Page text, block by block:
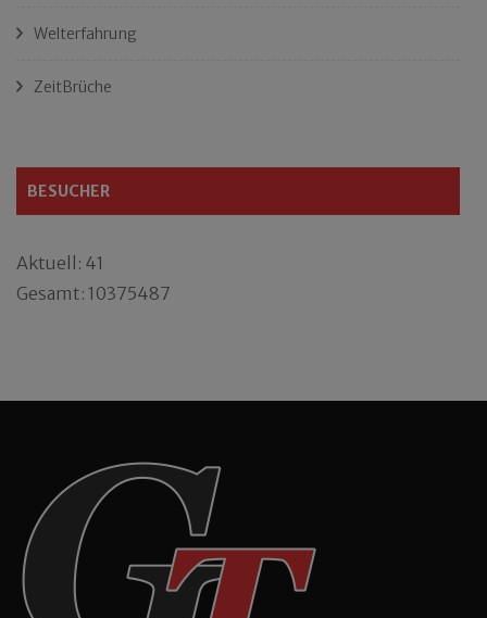
Welterfahrung
ZeitBrüche
BESUCHER
Aktuell: 41
Gesamt: 10375487